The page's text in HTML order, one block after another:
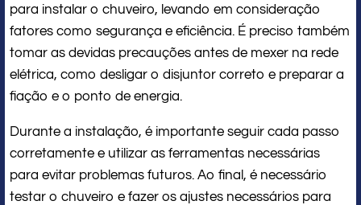
para instalar o chuveiro, levando em consideração
fatores como segurança e eficiência. É preciso também
tomar as devidas precauções antes de mexer na rede
elétrica, como desligar o disjuntor correto e preparar a
fiação e o ponto de energia.
Durante a instalação, é importante seguir cada passo
corretamente e utilizar as ferramentas necessárias
para evitar problemas futuros. Ao final, é necessário
testar o chuveiro e fazer os ajustes necessários para